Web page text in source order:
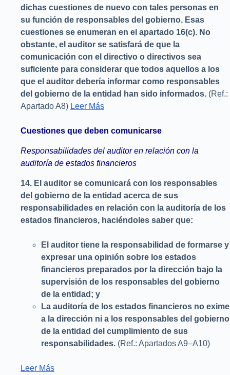
dichas cuestiones de nuevo con tales personas en
su función de responsables del gobierno. Esas
cuestiones se enumeran en el apartado 16(c). No
obstante, el auditor se satisfará de que la
comunicación con el directivo o directivos sea
suficiente para considerar que todos aquellos a los
que el auditor debería informar como responsables
del gobierno de la entidad han sido informados. (Ref.:
Apartado A8) Leer Más
Cuestiones que deben comunicarse
Responsabilidades del auditor en relación con la
auditoría de estados financieros
14. El auditor se comunicará con los responsables
del gobierno de la entidad acerca de sus
responsabilidades en relación con la auditoría de los
estados financieros, haciéndoles saber que:
El auditor tiene la responsabilidad de formarse y
expresar una opinión sobre los estados
financieros preparados por la dirección bajo la
supervisión de los responsables del gobierno
de la entidad; y
La auditoría de los estados financieros no exime
a la dirección ni a los responsables del gobierno
de la entidad del cumplimiento de sus
responsabilidades. (Ref.: Apartados A9–A10)
Leer Más